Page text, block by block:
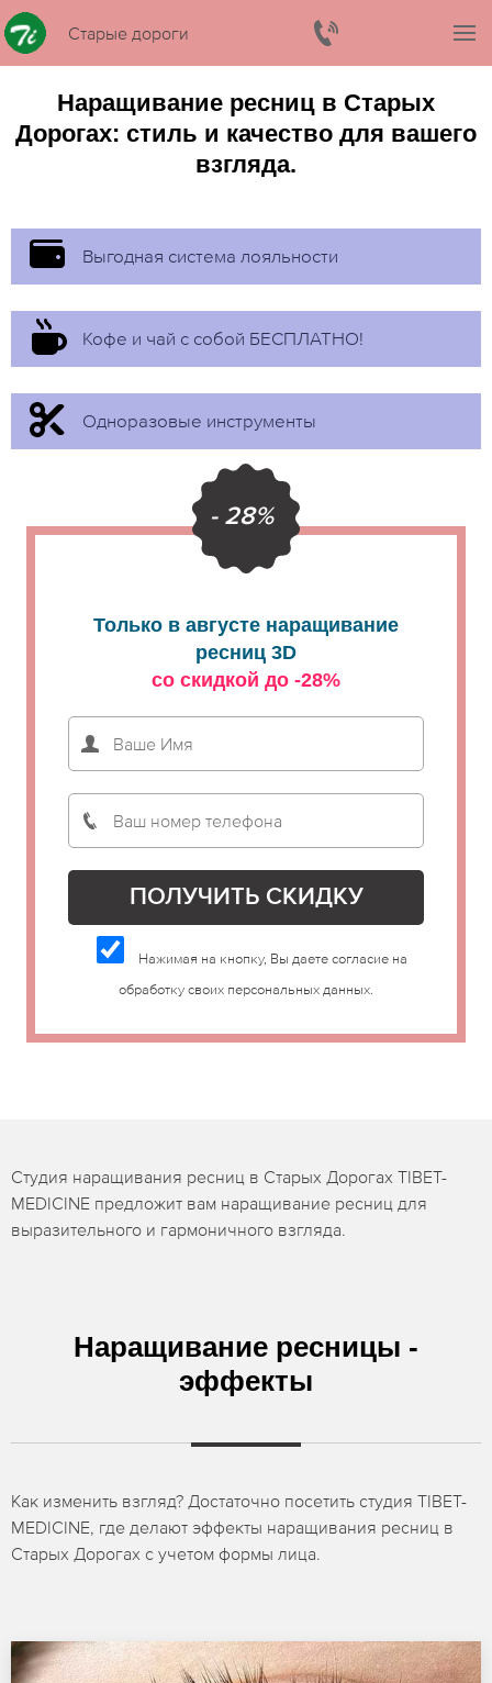
Старые дороги
Наращивание ресниц в Старых
Дорогах: стиль и качество для вашего
взгляда.
Выгодная система лояльности
Кофе и чай с собой БЕСПЛАТНО!
Одноразовые инструменты
- 28%
Только в августе наращивание
ресниц 3D
со скидкой до -28%
Нажимая на кнопку, Вы даете согласие на
обработку своих персональных данных.
Студия наращивания ресниц в Старых Дорогах TIBET-
MEDICINE предложит вам наращивание ресниц для
выразительного и гармоничного взгляда.
Наращивание ресницы -
эффекты
Как изменить взгляд? Достаточно посетить студия TIBET-
MEDICINE, где делают эффекты наращивания ресниц в
Старых Дорогах с учетом формы лица.